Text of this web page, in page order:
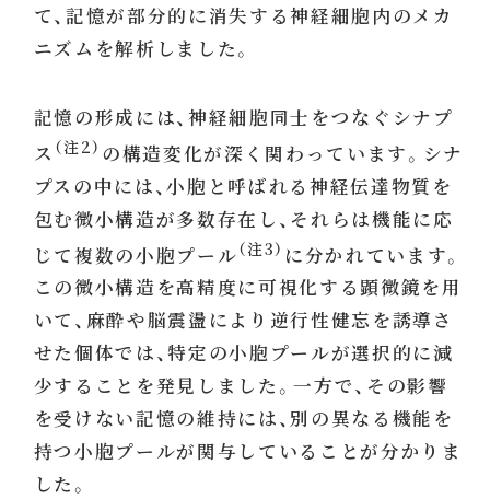
て、記憶が部分的に消失する神経細胞内のメカ
ニズムを解析しました。
記憶の形成には、神経細胞同士をつなぐシナプ
ス （注2） の構造変化が深く関わっています。シナ
プスの中には、小胞と呼ばれる神経伝達物質を
包む微小構造が多数存在し、それらは機能に応
じて複数の小胞プール（注3） に分かれています。
この微小構造を高精度に可視化する顕微鏡を用
いて、麻酔や脳震盪により逆行性健忘を誘導さ
せた個体では、特定の小胞プールが選択的に減
少することを発見しました。一方で、その影響
を受けない記憶の維持には、別の異なる機能を
持つ小胞プールが関与していることが分かりま
した。